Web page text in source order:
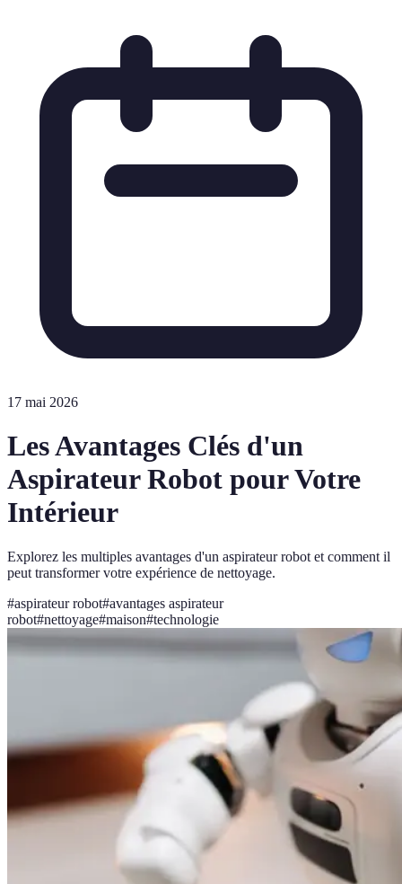
17 mai 2026
Les Avantages Clés d'un
Aspirateur Robot pour Votre
Intérieur
Explorez les multiples avantages d'un aspirateur robot et comment il
peut transformer votre expérience de nettoyage.
#aspirateur robot#avantages aspirateur
robot#nettoyage#maison#technologie